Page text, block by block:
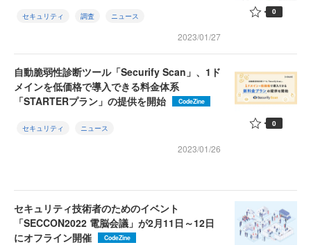
セキュリティ 調査 ニュース
2023/01/27
0
自動脆弱性診断ツール「Securify Scan」、1ド
メインを低価格で導入できる料金体系
「STARTERプラン」の提供を開始
CodeZine
セキュリティ ニュース
2023/01/26
0
セキュリティ技術者のためのイベント
「SECCON2022 電脳会議」が2月11日～12日
にオフライン開催
CodeZine